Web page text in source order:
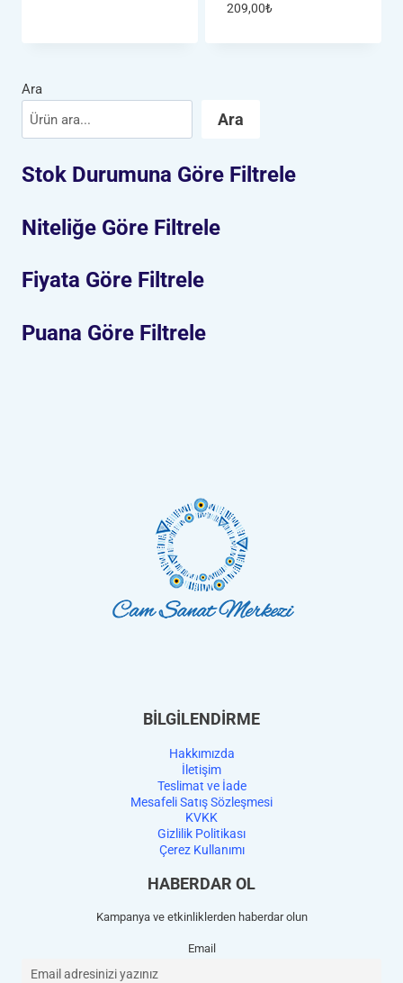
209,00₺
Ara
Ara
Stok Durumuna Göre Filtrele
Niteliğe Göre Filtrele
Fiyata Göre Filtrele
Puana Göre Filtrele
BİLGİLENDİRME
Hakkımızda
İletişim
Teslimat ve İade
Mesafeli Satış Sözleşmesi
KVKK
Gizlilik Politikası
Çerez Kullanımı
HABERDAR OL
Kampanya ve etkinliklerden haberdar olun
Email